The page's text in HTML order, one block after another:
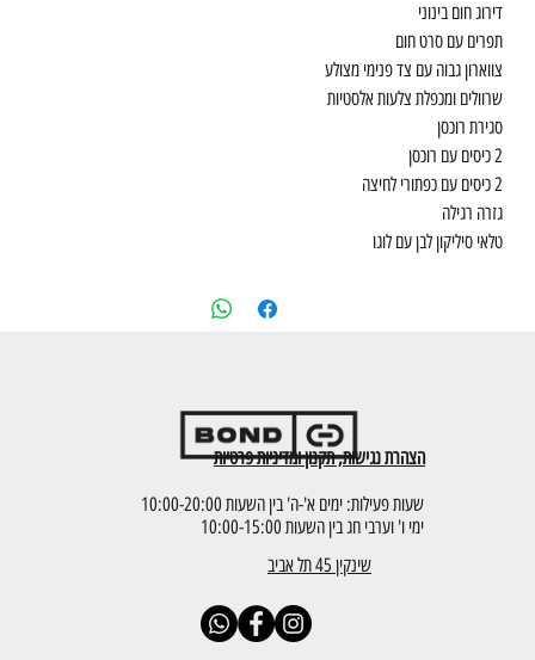
דירוג חום בינוני
תפרים עם סרט חום
צווארון גבוה עם צד פנימי מצולע
שרוולים ומכפלת צלעות אלסטיות
סגירת רוכסן
2 כיסים עם רוכסן
2 כיסים עם כפתורי לחיצה
גזרה רגילה
טלאי סיליקון לבן עם לוגו
הצהרת נגישות, תקנון ומדיניות פרטיות
שעות פעילות: ימים א'-ה' בין השעות 10:00-20:00
ימי ו' וערבי חג בין השעות 10:00-15:00
שינקין 45 תל אביב